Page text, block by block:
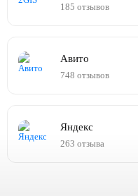
185 отзывов
Авито
748 отзывов
Яндекс
263 отзыва